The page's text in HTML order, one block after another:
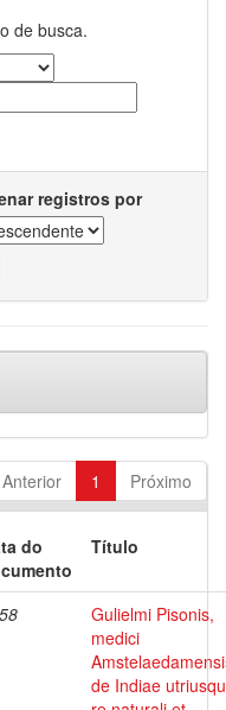
de busca.
registros por
Anterior 1 Próximo
do
Título
Gulielmi Pisonis,
medici
de Indiae